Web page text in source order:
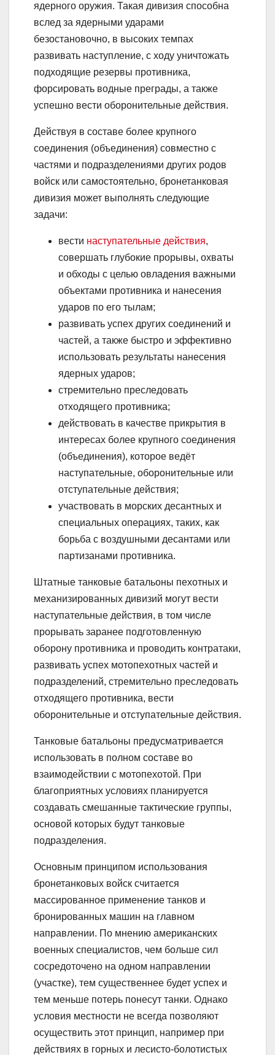
ядерного оружия. Такая дивизия способна
вслед за ядерными ударами
безостановочно, в высоких темпах
развивать наступление, с ходу уничтожать
подходящие резервы противника,
форсировать водные преграды, а также
успешно вести оборонительные действия.
Действуя в составе более крупного
соединения (объединения) совместно с
частями и подразделениями других родов
войск или самостоятельно, бронетанковая
дивизия может выполнять следующие
задачи:
вести наступательные действия,
совершать глубокие прорывы, охваты
и обходы с целью овладения важными
объектами противника и нанесения
ударов по его тылам;
развивать успех других соединений и
частей, а также быстро и эффективно
использовать результаты нанесения
ядерных ударов;
стремительно преследовать
отходящего противника;
действовать в качестве прикрытия в
интересах более крупного соединения
(объединения), которое ведёт
наступательные, оборонительные или
отступательные действия;
участвовать в морских десантных и
специальных операциях, таких, как
борьба с воздушными десантами или
партизанами противника.
Штатные танковые батальоны пехотных и
механизированных дивизий могут вести
наступательные действия, в том числе
прорывать заранее подготовленную
оборону противника и проводить контратаки,
развивать успех мотопехотных частей и
подразделений, стремительно преследовать
отходящего противника, вести
оборонительные и отступательные действия.
Танковые батальоны предусматривается
использовать в полном составе во
взаимодействии с мотопехотой. При
благоприятных условиях планируется
создавать смешанные тактические группы,
основой которых будут танковые
подразделения.
Основным принципом использования
бронетанковых войск считается
массированное применение танков и
бронированных машин на главном
направлении. По мнению американских
военных специалистов, чем больше сил
сосредоточено на одном направлении
(участке), тем существеннее будет успех и
тем меньше потерь понесут танки. Однако
условия местности не всегда позволяют
осуществить этот принцип, например при
действиях в горных и лесисто-болотистых